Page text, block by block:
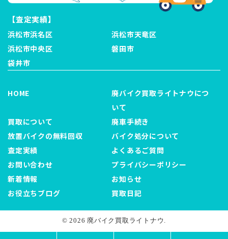
【査定実績】
浜松市浜名区
浜松市天竜区
浜松市中央区
磐田市
袋井市
HOME
廃バイク買取ライトナウにつ
いて
買取について
廃車手続き
放置バイクの無料回収
バイク処分について
査定実績
よくあるご質問
お問い合わせ
プライバシーポリシー
新着情報
お知らせ
お役立ちブログ
買取日記
© 2026 廃バイク買取ライトナウ.